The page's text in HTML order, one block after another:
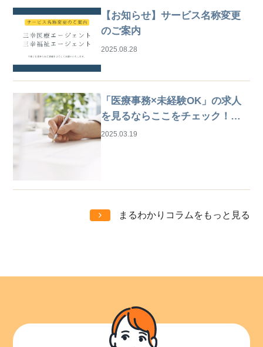
【お知らせ】サービス名称変更
のご案内
2025.08.28
「医療事務×未経験OK」の求人
を見るならここをチェック！は
じめての仕事探しガイド
2025.03.19
まるわかりコラムをもっと見る